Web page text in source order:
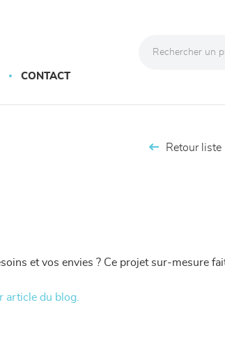
CONTACT
Retour liste
et vos envies ? Ce projet sur-mesure
article du blog.